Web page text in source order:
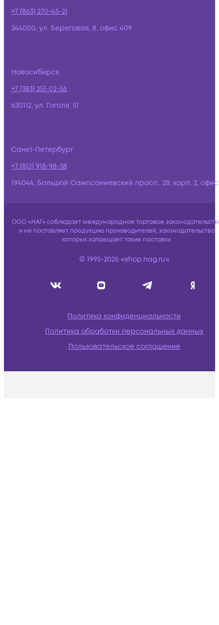
+7 (863) 270-45-21
344000, ул. Береговая, 8, офис 409
Новосибирск
+7 (383) 251-02-56
630112, ул. Гоголя, 51
Санкт-Петербург
+7 (812) 918-98-38
194044, Большой Сампсониевский просп., 28, корп. 2,
ООО «НАГ» соблюдает международное торговое
и не поставляет продукцию производителей, законодательство
которых запрещает такие поставки.
© 1995-2026 «shop.nag.ru»
Политика конфиденциальности
Политика обработки персональных данных
Пользовательское соглашение